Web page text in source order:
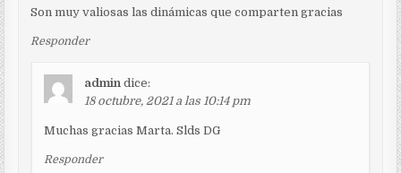
Son muy valiosas las dinámicas que comparten gracias
Responder
admin dice:
18 octubre, 2021 a las 10:14 pm
Muchas gracias Marta. Slds DG
Responder